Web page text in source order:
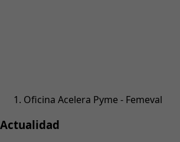
Oficina Acelera Pyme - Femeval
Actualidad